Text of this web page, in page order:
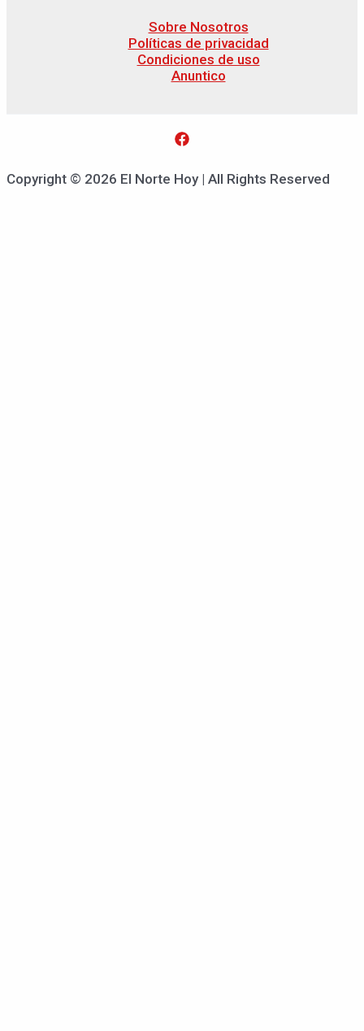
Sobre Nosotros
Políticas de privacidad
Condiciones de uso
Anuntico
Copyright © 2026 El Norte Hoy | All Rights Reserved